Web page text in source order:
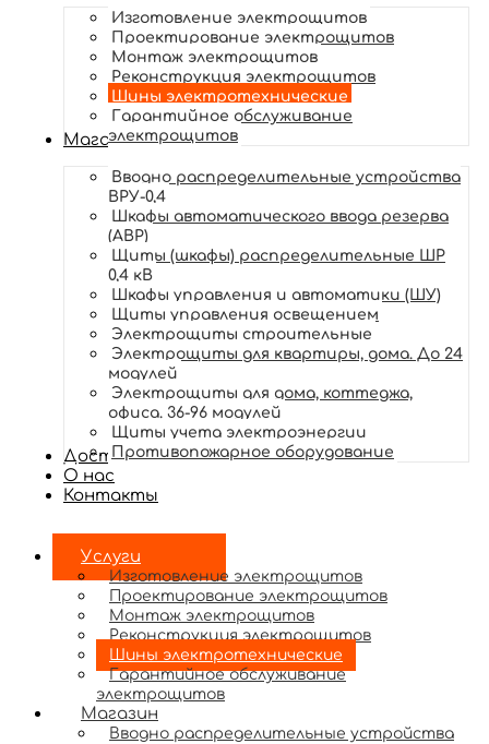
Изготовление электрощитов
Проектирование электрощитов
Монтаж электрощитов
Реконструкция электрощитов
Шины электротехнические
Гарантийное обслуживание
электрощитов
Магазин
Вводно распределительные устройства
ВРУ-0,4
Шкафы автоматического ввода резерва
(АВР)
Щиты (шкафы) распределительные ШР
0,4 кВ
Шкафы управления и автоматики (ШУ)
Щиты управления освещением
Электрощиты строительные
Электрощиты для квартиры, дома. До 24
модулей
Электрощиты для дома, коттеджа,
офиса. 36-96 модулей
Щиты учета электроэнергии
Противопожарное оборудование
Доставка и оплата
О нас
Контакты
Услуги
Изготовление электрощитов
Проектирование электрощитов
Монтаж электрощитов
Реконструкция электрощитов
Шины электротехнические
Гарантийное обслуживание
электрощитов
Магазин
Вводно распределительные устройства